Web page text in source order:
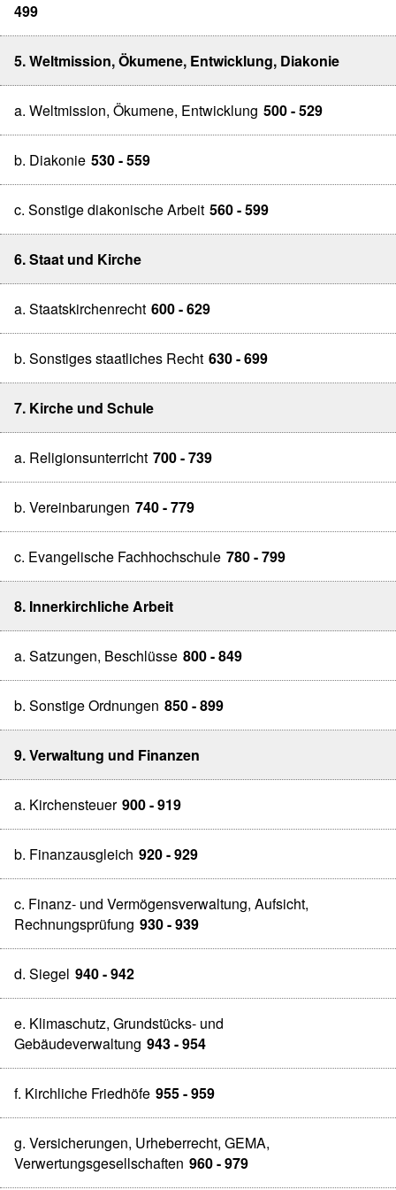
499
5. Weltmission, Ökumene, Entwicklung, Diakonie
a. Weltmission, Ökumene, Entwicklung 500 - 529
b. Diakonie 530 - 559
c. Sonstige diakonische Arbeit 560 - 599
6. Staat und Kirche
a. Staatskirchenrecht 600 - 629
b. Sonstiges staatliches Recht 630 - 699
7. Kirche und Schule
a. Religionsunterricht 700 - 739
b. Vereinbarungen 740 - 779
c. Evangelische Fachhochschule 780 - 799
8. Innerkirchliche Arbeit
a. Satzungen, Beschlüsse 800 - 849
b. Sonstige Ordnungen 850 - 899
9. Verwaltung und Finanzen
a. Kirchensteuer 900 - 919
b. Finanzausgleich 920 - 929
c. Finanz- und Vermögensverwaltung, Aufsicht,
Rechnungsprüfung 930 - 939
d. Siegel 940 - 942
e. Klimaschutz, Grundstücks- und
Gebäudeverwaltung 943 - 954
f. Kirchliche Friedhöfe 955 - 959
g. Versicherungen, Urheberrecht, GEMA,
Verwertungsgesellschaften 960 - 979